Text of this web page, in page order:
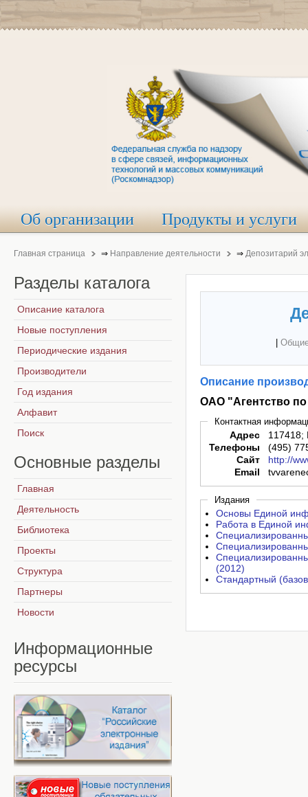
Об организации Продукты и услуги
Главная страница ⇒ Направление деятельности ⇒ Депозитарий
Описание
ОАО "Агентство
Контактная
Адрес
117418;
Телефоны
(495)
Сайт
http://
Email
Издания
Основы Единой
Работа в Единой
(2012)
Стандартный
Разделы каталога
Описание каталога
Новые поступления
Периодические издания
Производители
Год издания
Алфавит
Поиск
Основные разделы
Главная
Деятельность
Библиотека
Проекты
Структура
Партнеры
Новости
Информационные
ресурсы